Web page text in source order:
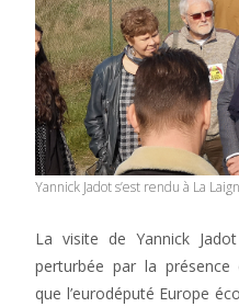
Yannick Jadot s’est rendu à La
La visite de Yannick
perturbée par la présence
que l’eurodéputé Europe